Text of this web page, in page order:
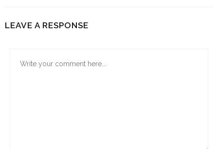
LEAVE A RESPONSE